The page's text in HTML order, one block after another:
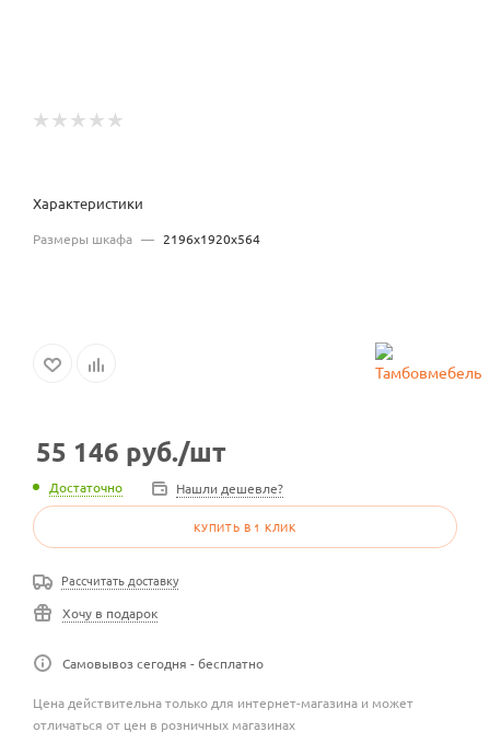
Характеристики
Размеры шкафа — 2196x1920x564
55 146 руб./шт
Достаточно Нашли дешевле?
КУПИТЬ В 1 КЛИК
Рассчитать доставку
Хочу в подарок
Самовывоз сегодня - бесплатно
Цена действительна только для интернет-магазина и может
отличаться от цен в розничных магазинах